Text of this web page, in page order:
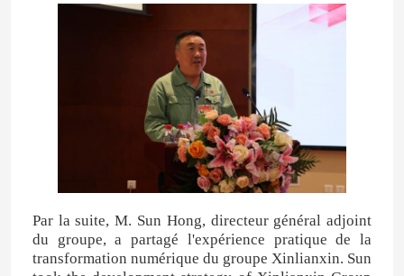
Par la suite, M. Sun Hong, directeur général adjoint
du groupe, a partagé l'expérience pratique de la
transformation numérique du groupe Xinlianxin. Sun